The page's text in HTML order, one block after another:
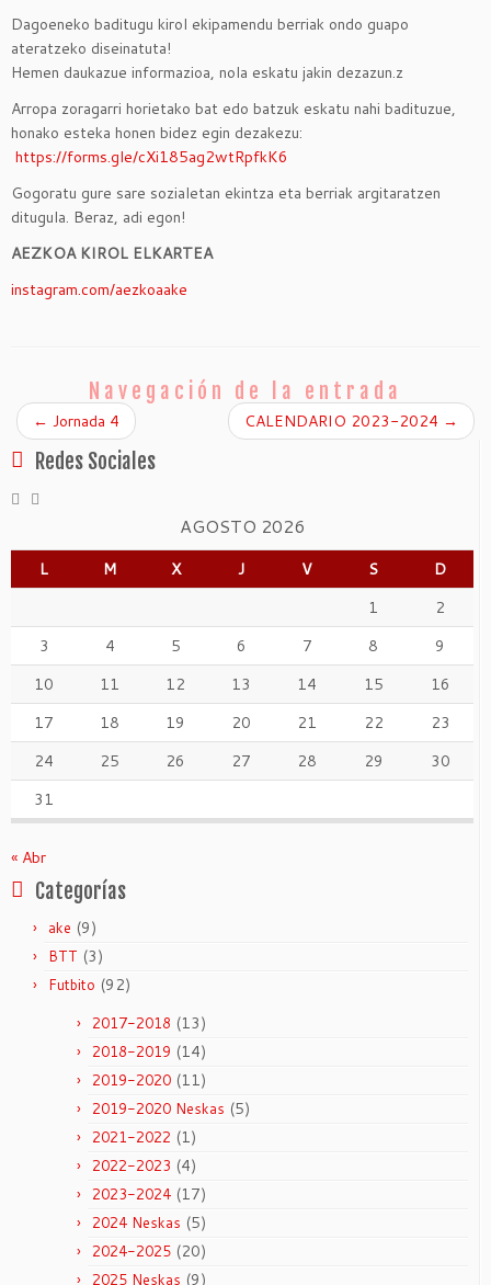
Dagoeneko baditugu kirol ekipamendu berriak ondo guapo
ateratzeko diseinatuta!
Hemen daukazue informazioa, nola eskatu jakin dezazun.z
Arropa zoragarri horietako bat edo batzuk eskatu nahi badituzue,
honako esteka honen bidez egin dezakezu:
https://forms.gle/cXi185ag2wtRpfkK6
Gogoratu gure sare sozialetan ekintza eta berriak argitaratzen
ditugula. Beraz, adi egon!
AEZKOA KIROL ELKARTEA
instagram.com/aezkoaake
Navegación de la entrada
← Jornada 4 CALENDARIO 2023-2024 →
Redes Sociales
AGOSTO 2026
L M X J V S
D
1
2
3
4 5 6 7 8
9
10
11 12 13 14 15
16
17
18 19 20 21 22
23
24
25 26 27 28 29
30
31
« Abr
Categorías
ake (9)
BTT (3)
Futbito (92)
2017-2018 (13)
2018-2019 (14)
2019-2020 (11)
2019-2020 Neskas (5)
2021-2022 (1)
2022-2023 (4)
2023-2024 (17)
2024 Neskas (5)
2024-2025 (20)
2025 Neskas (9)